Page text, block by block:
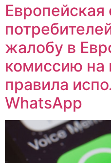
Европейская
жалобу в
комиссию на
правила
WhatsApp